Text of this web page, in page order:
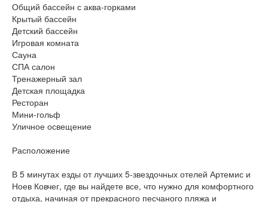
Общий бассейн с аква-горками
Крытый бассейн
Детский бассейн
Игровая комната
Сауна
СПА салон
Тренажерный зал
Детская площадка
Ресторан
Мини-гольф
Уличное освещение
Расположение
В 5 минутах езды от лучших 5-звездочных отелей Артемис и
Ноев Ковчег, где вы найдете все, что нужно для комфортного
отдыха, начиная от прекрасного песчаного пляжа и